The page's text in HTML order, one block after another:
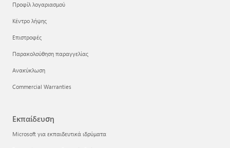
Προφίλ λογαριασμού
Κέντρο λήψης
Επιστροφές
Παρακολούθηση παραγγελίας
Ανακύκλωση
Commercial Warranties
Εκπαίδευση
Microsoft για εκπαιδευτικά ιδρύματα